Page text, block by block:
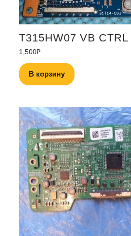
T315HW07 VB CTRL
1,500₽
В корзину